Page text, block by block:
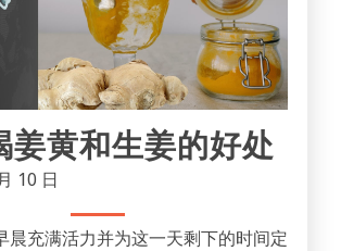
姜黄和生姜的好处
10 日
晨充满活力并为这一天剩下的时间定